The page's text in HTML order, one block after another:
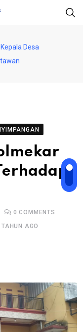
Kepala Desa
0 COMMENTS
AGO